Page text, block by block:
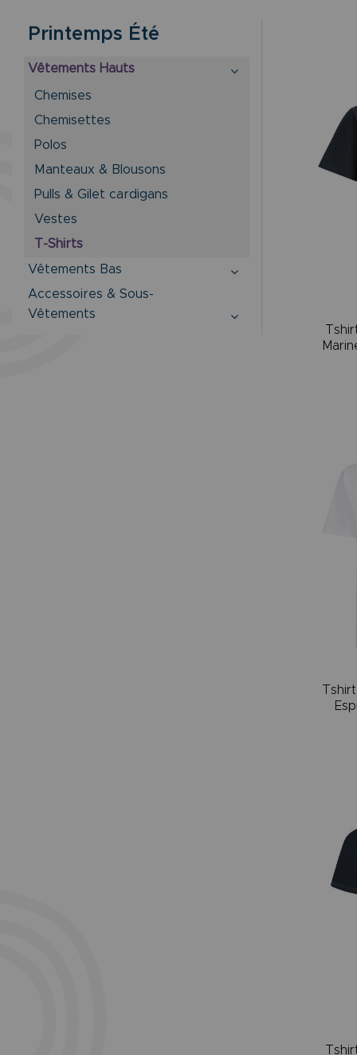
Printemps Été
Vêtements Hauts
Chemises
Chemisettes
Polos
Manteaux & Blousons
Pulls & Gilet cardigans
Vestes
T-Shirts
Vêtements Bas
Accessoires & Sous-
Vêtements